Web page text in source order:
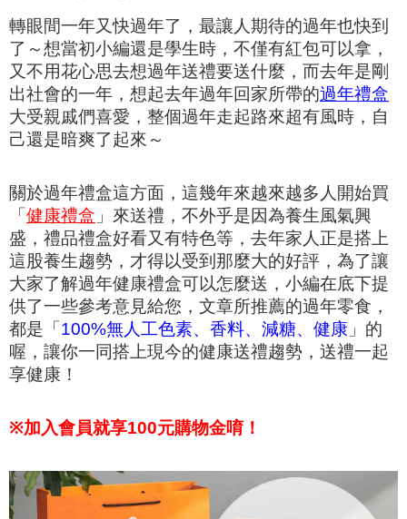
轉眼間一年又快過年了，最讓人期待的過年也快到
了～想當初小編還是學生時，不僅有紅包可以拿，
又不用花心思去想過年送禮要送什麼，而去年是剛
出社會的一年，想起去年過年回家所帶的過年禮盒
大受親戚們喜愛，整個過年走起路來超有風時，自
己還是暗爽了起來～
關於過年禮盒這方面，這幾年來越來越多人開始買
「 健康禮盒 」來送禮，不外乎是因為養生風氣興
盛，禮品禮盒好看又有特色等，去年家人正是搭上
這股養生趨勢，才得以受到那麼大的好評，為了讓
大家了解過年健康禮盒可以怎麼送，小編在底下提
供了一些參考意見給您，文章所推薦的過年零食，
都是「 100%無人工色素、香料、 減糖、健康 」的
喔，讓你一同搭上現今的健康送禮趨勢，送禮一起
享健康！
※加入會員就享100元購物金唷！